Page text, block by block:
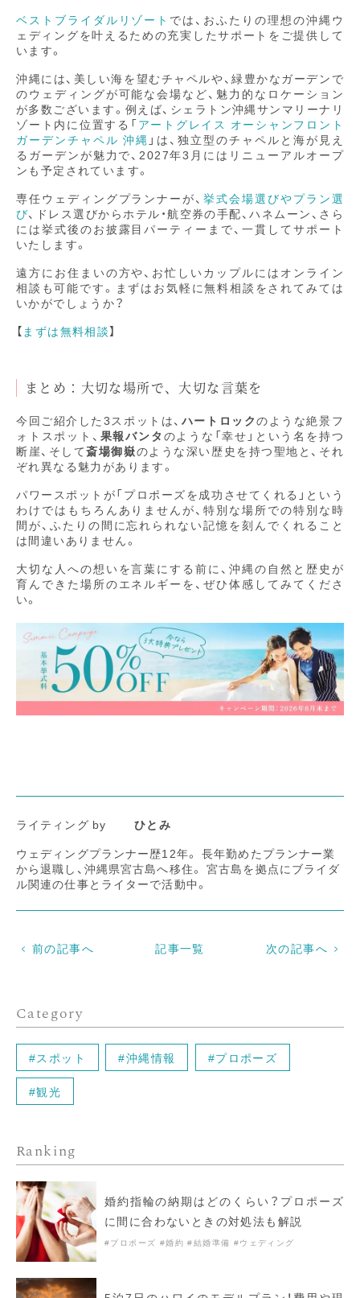
ベストブライダルリゾート では、おふたりの理想の沖縄ウ
ェディングを叶えるための充実したサポートをご提供して
います。
沖縄には、美しい海を望むチャペルや、緑豊かなガーデンで
のウェディングが可能な会場など、魅力的なロケーション
が多数ございます。例えば、シェラトン沖縄サンマリーナリ
ゾート内に位置する「アートグレイス オーシャンフロント
ガーデンチャペル 沖縄 」は、独立型のチャペルと海が見え
るガーデンが魅力で、2027年3月にはリニューアルオープ
ンも予定されています。
専任ウェディングプランナーが、挙式会場選びやプラン選
び、ドレス選びからホテル・航空券の手配、ハネムーン、さら
には挙式後のお披露目パーティーまで、一貫してサポート
いたします。
遠方にお住まいの方や、お忙しいカップルにはオンライン
相談も可能です。まずはお気軽に無料相談をされてみては
いかがでしょうか？
【 まずは無料相談】
まとめ：大切な場所で、大切な言葉を
今回ご紹介した3スポットは、 ハートロックのような絶景フ
ォトスポット、 果報バンタ のような「幸せ」という名を持つ
断崖、そして斎場御嶽のような深い歴史を持つ聖地と、それ
ぞれ異なる魅力があります。
パワースポットが「プロポーズを成功させてくれる」という
わけではもちろんありませんが、特別な場所での特別な時
間が、ふたりの間に忘れられない記憶を刻んでくれること
は間違いありません。
大切な人への想いを言葉にする前に、沖縄の自然と歴史が
育んできた場所のエネルギーを、ぜひ体感してみてくださ
い。
ライティング by
ひとみ
ウェディングプランナー歴12年。 長年勤めたプランナー業
から退職し、沖縄県宮古島へ移住。 宮古島を拠点にブライダ
ル関連の仕事とライターで活動中。
前の記事へ 記事一覧 次の記事へ
Category
#スポット #沖縄情報 #プロポーズ
#観光
Ranking
婚約指輪の納期はどのくらい？プロポーズ
に間に合わないときの対処法も解説
#プロポーズ #婚約 #結婚準備 #ウェディング